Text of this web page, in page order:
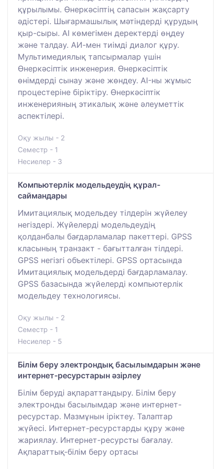
құрылымы. Өнеркәсіптің сапасын жақсарту
әдістері. Шығармашылық мәтіндерді құрудың
қыр-сыры. AI көмегімен деректерді өңдеу
және талдау. АИ-мен тиімді диалог құру.
Мультимедиялық тапсырмалар үшін
Өнеркәсіптік инженерия. Өнеркәсіптік
өнімдерді сынау және жөндеу. AI-ны жұмыс
процестеріне біріктіру. Өнеркәсіптік
инженерияның этикалық және әлеуметтік
аспектілері.
Оқу жылы - 2
Семестр - 1
Несиелер - 3
Компьютерлік модельдеудің құрал-
саймандары
Имитациялық модельдеу тілдерін жүйелеу
негіздері. Жүйелерді модельдеудің
қолданбалы бағдарламалар пакеттері. GPSS
класының транзакт - бағытталған тілдері.
GPSS негізгі объектілері. GPSS ортасында
Имитациялық модельдерді бағдарламалау.
GPSS базасында жүйелерді компьютерлік
модельдеу технологиясы.
Оқу жылы - 2
Семестр - 1
Несиелер - 5
Білім беру электрондық басылымдарын және
интернет-ресурстарын әзірлеу
Білім беруді ақпараттандыру. Білім беру
электронды басылымдар және интернет-
ресурстар. Мазмұнын іріктеу. Талаптар
жүйесі. Интернет-ресурстарды құру және
жариялау. Интернет-ресурсты бағалау.
Ақпараттық-білім беру ортасы